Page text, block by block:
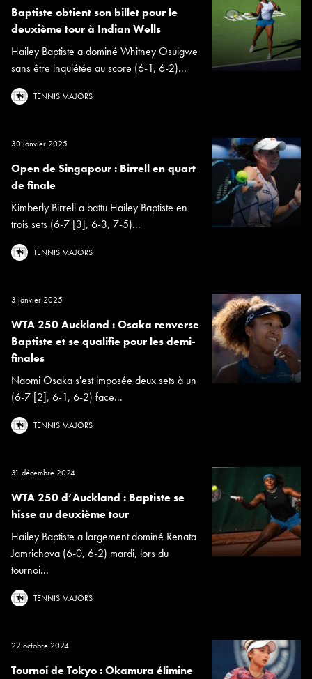
Baptiste obtient son billet pour le
deuxième tour à Indian Wells
Hailey Baptiste a dominé Whitney Osuigwe
sans être inquiétée au score (6-1, 6-2)...
TENNIS MAJORS
30 janvier 2025
Open de Singapour : Birrell en quart
de finale
Kimberly Birrell a battu Hailey Baptiste en
trois sets (6-7 [3], 6-3, 7-5)...
TENNIS MAJORS
3 janvier 2025
WTA 250 Auckland : Osaka renverse
Baptiste et se qualifie pour les demi-
finales
Naomi Osaka s'est imposée deux sets à un
(6-7 [2], 6-1, 6-2) face...
TENNIS MAJORS
31 décembre 2024
WTA 250 d’Auckland : Baptiste se
hisse au deuxième tour
Hailey Baptiste a largement dominé Renata
Jamrichova (6-0, 6-2) mardi, lors du
tournoi...
TENNIS MAJORS
22 octobre 2024
Tournoi de Tokyo : Okamura élimine